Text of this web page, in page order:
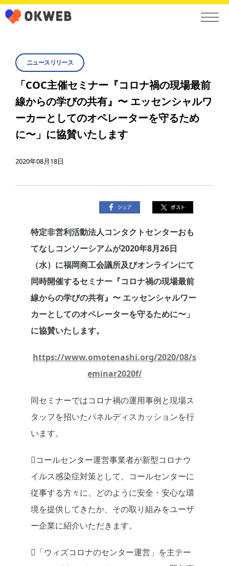
ニュースリリース
「COC主催セミナー『コロナ禍の現場最前
線からの学びの共有』〜 エッセンシャルワ
ーカーとしてのオペレーターを守るため
に〜」に協賛いたします
2020年08月18日
特定非営利活動法人コンタクトセンターおも
てなしコンソーシアムが2020年8月26日
（水）に福岡商工会議所及びオンラインにて
同時開催するセミナー『コロナ禍の現場最前
線からの学びの共有』〜 エッセンシャルワー
カーとしてのオペレーターを守るために〜」
に協賛いたします。
https://www.omotenashi.org/2020/08/s
eminar2020f/
同セミナーではコロナ禍の運⽤事例と現場ス
タッフを招いたパネルディスカッションを⾏
います。
コールセンター運営事業者が新型コロナウ
イルス感染症対策として、コールセンターに
従事する⽅々に、どのように安全・安⼼な環
境を提供してきたか、その取り組みをユーザ
ー企業に紹介いただきます。
「ウィズコロナのセンター運営」を主テー